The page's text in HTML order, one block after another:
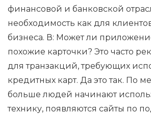
финансовой и банковской
необходимость как для
бизнеса. В: Может ли
похожие карточки? Это часто
для транзакций, требующих
кредитных карт. Да это так. По
больше людей начинают
технику, появляются сайты по